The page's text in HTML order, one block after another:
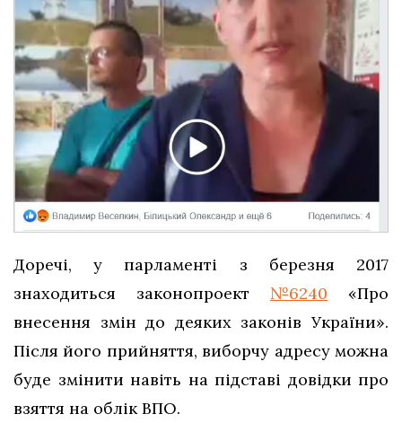
Доречі, у парламенті з березня 2017
знаходиться законопроект №6240 «Про
внесення змін до деяких законів України».
Після його прийняття, виборчу адресу можна
буде змінити навіть на підставі довідки про
взяття на облік ВПО.